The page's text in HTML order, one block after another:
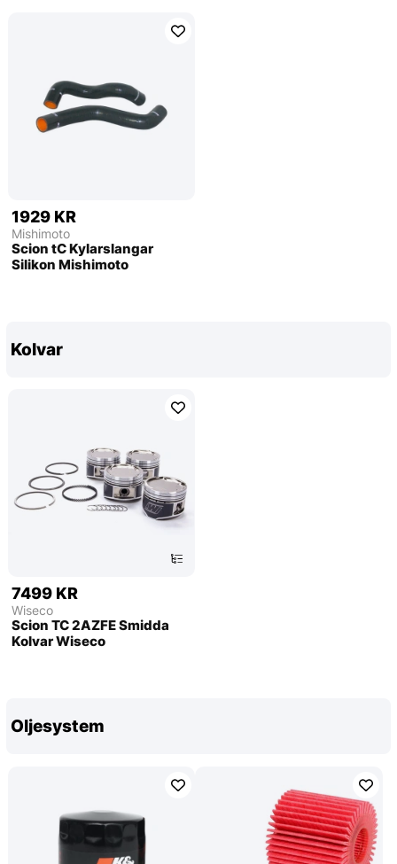
1929 KR
Mishimoto
Scion tC Kylarslangar
Silikon Mishimoto
Kolvar
7499 KR
Wiseco
Scion TC 2AZFE Smidda
Kolvar Wiseco
Oljesystem